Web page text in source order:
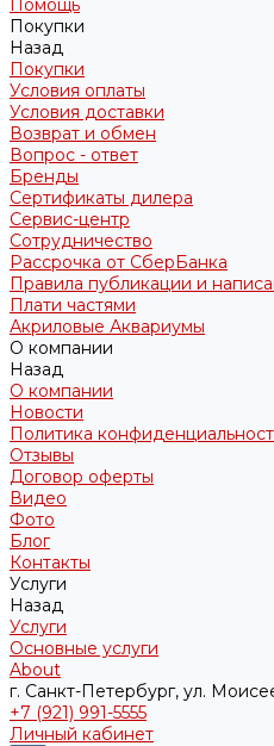
Помощь
Покупки
Назад
Покупки
Условия оплаты
Условия доставки
Возврат и обмен
Вопрос - ответ
Бренды
Сертификаты дилера
Сервис-центр
Сотрудничество
Рассрочка от СберБанка
Правила публикации и
Плати частями
Акриловые Аквариумы
О компании
Назад
О компании
Новости
Политика
Отзывы
Договор оферты
Видео
Фото
Блог
Контакты
Услуги
Назад
Услуги
Основные услуги
About
г. Санкт-Петербург, ул.
+7 (921) 991-5555
Личный кабинет